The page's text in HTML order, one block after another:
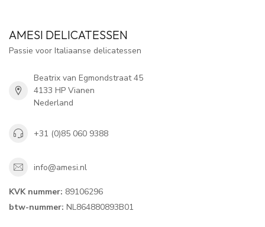
AMESI DELICATESSEN
Passie voor Italiaanse delicatessen
Beatrix van Egmondstraat 45
4133 HP Vianen
Nederland
+31 (0)85 060 9388
info@amesi.nl
KVK nummer: 89106296
btw-nummer: NL864880893B01